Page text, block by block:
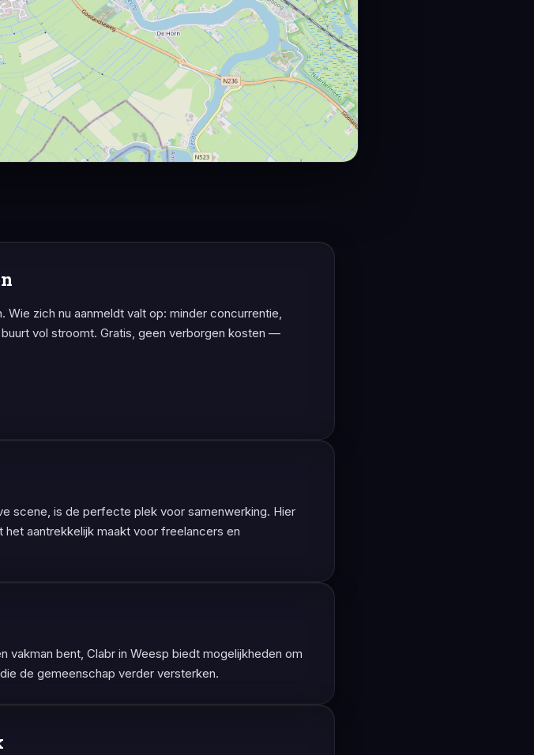
zich nu aanmeldt valt op: minder concurrentie,
vol stroomt. Gratis, geen verborgen kosten —
scene, is de perfecte plek voor samenwerking. Hier
aantrekkelijk maakt voor freelancers en
vakman bent, Clabr in Weesp biedt mogelijkheden om
de gemeenschap verder versterken.